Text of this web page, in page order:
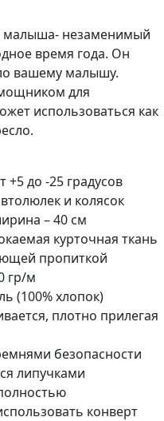
малыша- незаменимый
время года. Он
вашему малышу.
для
использоваться как
до -25 градусов
и колясок
– 40 см
курточная ткань
пропиткой
гр/м
(100% хлопок)
плотно прилегая
безопасности
липучками
конверт